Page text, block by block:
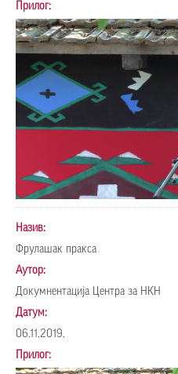
Прилог:
Назив:
Фрулашак пракса
Аутор:
Докумнентација Центра за НКН
Датум:
06.11.2019.
Прилог: